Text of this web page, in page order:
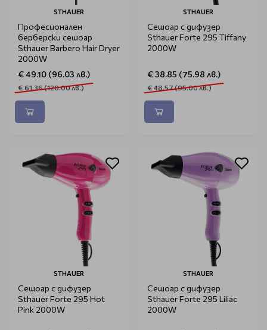
STHAUER
Професионален
берберски сешоар
Sthauer Barbero Hair Dryer
2000W
€ 49.10 (96.03 лв.)
€ 61.36 (120.00 лв.)
STHAUER
Сешоар с дифузер
Sthauer Forte 295 Tiffany
2000W
€ 38.85 (75.98 лв.)
€ 48.57 (95.00 лв.)
STHAUER
Сешоар с дифузер
Sthauer Forte 295 Hot
Pink 2000W
STHAUER
Сешоар с дифузер
Sthauer Forte 295 Liliac
2000W